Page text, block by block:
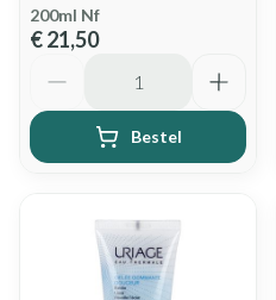
200ml Nf
€ 21,50
Bestel